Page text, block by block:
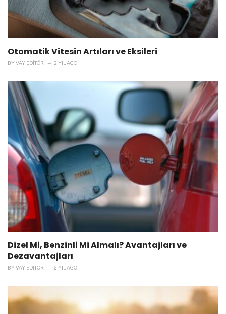
Otomatik Vitesin Artıları ve Eksileri
BYVAY EDITÖR 2 YIL AGO
Dizel Mi, Benzinli Mi Almalı? Avantajları ve
Dezavantajları
BYVAY EDITÖR 2 YIL AGO